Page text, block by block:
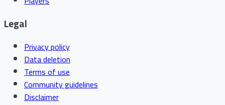
Legal
Privacy policy
Data deletion
Terms of use
Community guidelines
Disclaimer